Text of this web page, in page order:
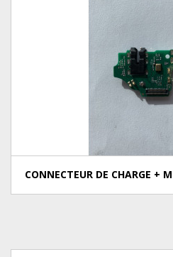
CONNECTEUR DE CHARGE +